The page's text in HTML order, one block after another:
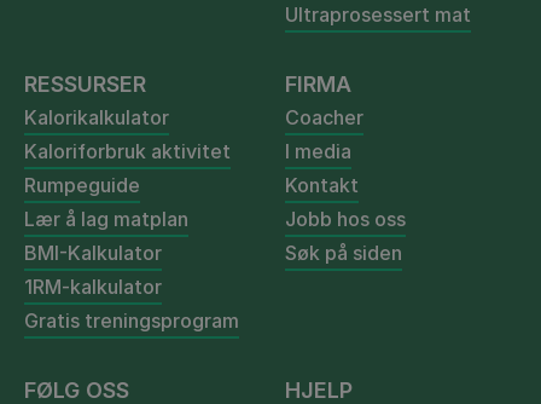
Ultraprosessert mat
RESSURSER
Kalorikalkulator
Kaloriforbruk aktivitet
Rumpeguide
Lær å lag matplan
BMI-Kalkulator
1RM-kalkulator
Gratis treningsprogram
FIRMA
Coacher
I media
Kontakt
Jobb hos oss
Søk på siden
FØLG OSS HJELP